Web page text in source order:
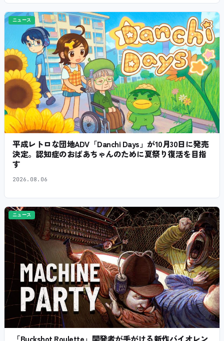
ニュース
平成レトロな団地ADV「Danchi Days」が10月30日に発売
決定。認知症のおばあちゃんのために夏祭り復活を目指
す
2026.08.06
ニュース